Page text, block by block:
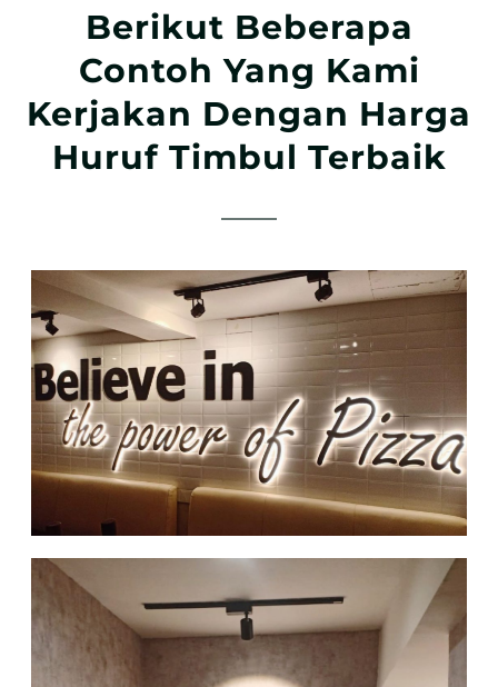
Berikut Beberapa
Contoh Yang Kami
Kerjakan Dengan Harga
Huruf Timbul Terbaik